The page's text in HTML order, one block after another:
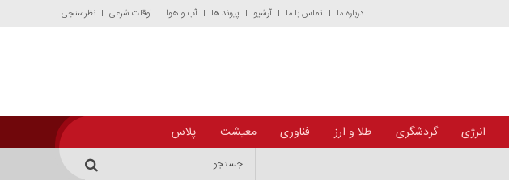
درباره ما تماس با ما آرشیو پیوند ها آب و هوا اوقات شرعی نظرسنجی
انرژی گردشگری طلا و ارز فناوری معیشت پلاس